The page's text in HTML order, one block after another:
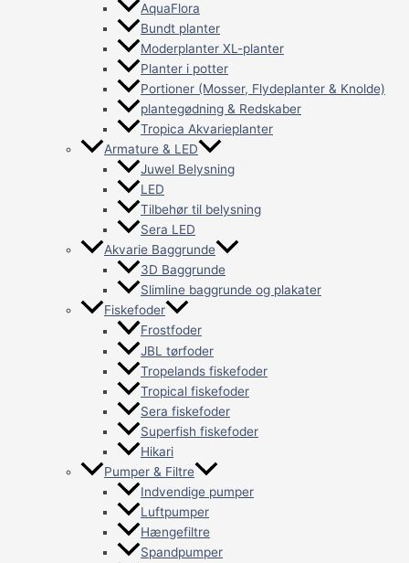
AquaFlora
Bundt planter
Moderplanter XL-planter
Planter i potter
Portioner (Mosser, Flydeplanter & Knolde)
plantegødning & Redskaber
Tropica Akvarieplanter
Armature & LED
Juwel Belysning
LED
Tilbehør til belysning
Sera LED
Akvarie Baggrunde
3D Baggrunde
Slimline baggrunde og plakater
Fiskefoder
Frostfoder
JBL tørfoder
Tropelands fiskefoder
Tropical fiskefoder
Sera fiskefoder
Superfish fiskefoder
Hikari
Pumper & Filtre
Indvendige pumper
Luftpumper
Hængefiltre
Spandpumper